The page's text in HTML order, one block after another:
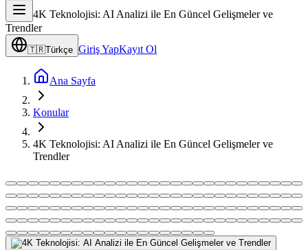
4K Teknolojisi: AI Analizi ile En Güncel Gelişmeler ve
Trendler
🇹🇷Türkçe Giriş YapKayıt Ol
Ana Sayfa
Konular
4K Teknolojisi: AI Analizi ile En Güncel Gelişmeler ve
Trendler